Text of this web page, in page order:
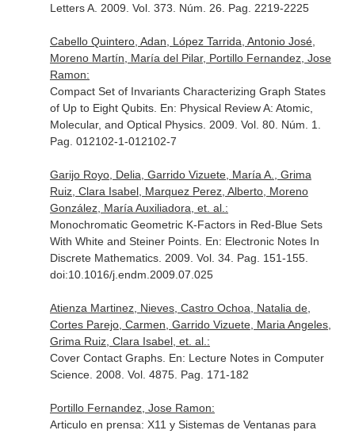
Letters A. 2009. Vol. 373. Núm. 26. Pag. 2219-2225
Cabello Quintero, Adan, López Tarrida, Antonio José,
Moreno Martín, María del Pilar, Portillo Fernandez, Jose
Ramon:
Compact Set of Invariants Characterizing Graph States
of Up to Eight Qubits. En: Physical Review A: Atomic,
Molecular, and Optical Physics. 2009. Vol. 80. Núm. 1.
Pag. 012102-1-012102-7
Garijo Royo, Delia, Garrido Vizuete, María A., Grima
Ruiz, Clara Isabel, Marquez Perez, Alberto, Moreno
González, María Auxiliadora, et. al.:
Monochromatic Geometric K-Factors in Red-Blue Sets
With White and Steiner Points. En: Electronic Notes In
Discrete Mathematics. 2009. Vol. 34. Pag. 151-155.
doi:10.1016/j.endm.2009.07.025
Atienza Martinez, Nieves, Castro Ochoa, Natalia de,
Cortes Parejo, Carmen, Garrido Vizuete, Maria Angeles,
Grima Ruiz, Clara Isabel, et. al.:
Cover Contact Graphs. En: Lecture Notes in Computer
Science. 2008. Vol. 4875. Pag. 171-182
Portillo Fernandez, Jose Ramon:
Articulo en prensa: X11 y Sistemas de Ventanas para